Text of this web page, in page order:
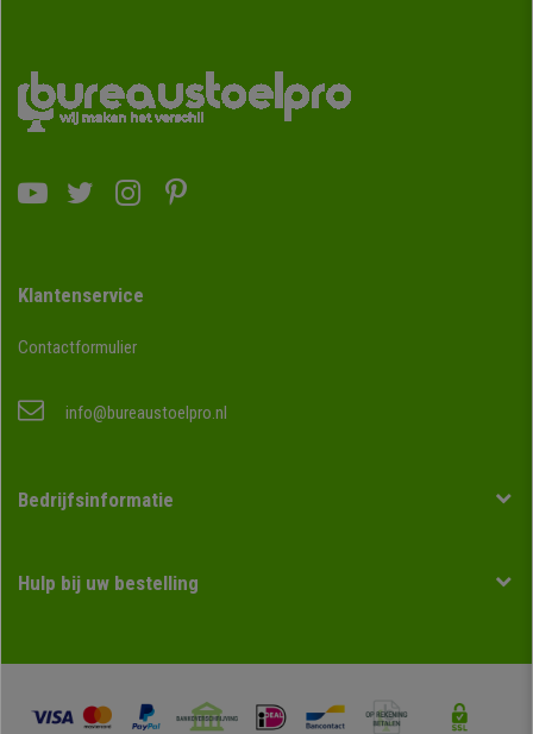
Klantenservice
Contactformulier
info@bureaustoelpro.nl
Bedrijfsinformatie
Hulp bij uw bestelling